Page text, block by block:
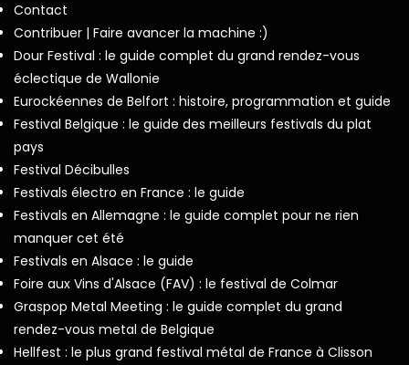
Contact
Contribuer | Faire avancer la machine :)
Dour Festival : le guide complet du grand rendez-vous
éclectique de Wallonie
Eurockéennes de Belfort : histoire, programmation et guide
Festival Belgique : le guide des meilleurs festivals du plat
pays
Festival Décibulles
Festivals électro en France : le guide
Festivals en Allemagne : le guide complet pour ne rien
manquer cet été
Festivals en Alsace : le guide
Foire aux Vins d'Alsace (FAV) : le festival de Colmar
Graspop Metal Meeting : le guide complet du grand
rendez-vous metal de Belgique
Hellfest : le plus grand festival métal de France à Clisson